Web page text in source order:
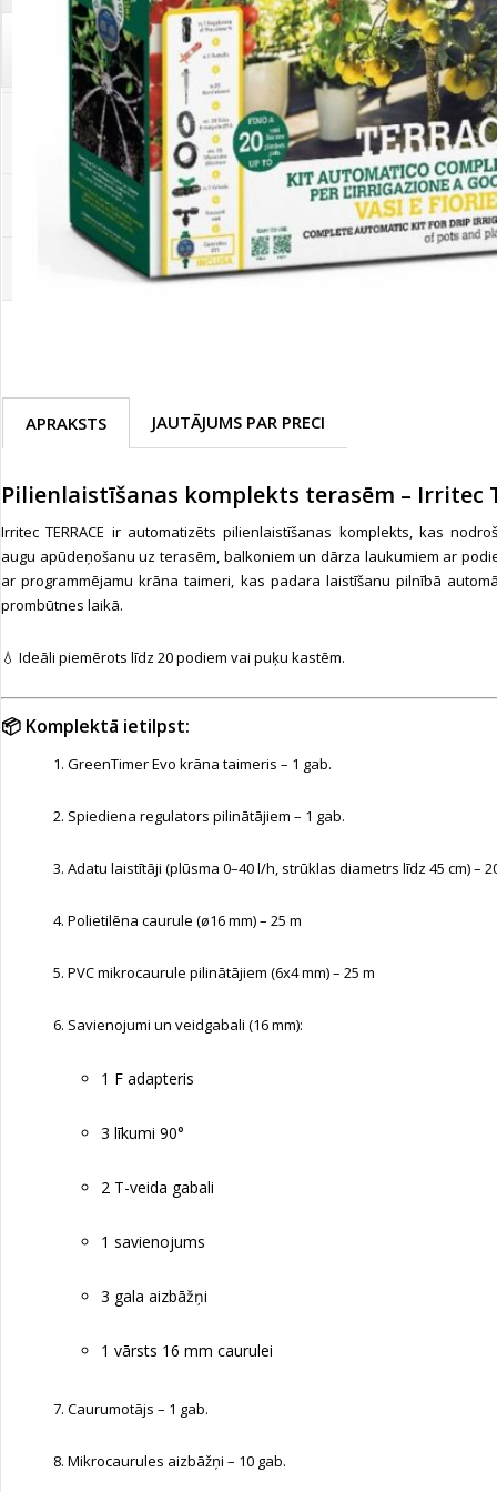
Palīglīdzekļi augu audzēšanai(72)
Klientu Diena
Novatec - izcils mēslošanai arī
sezonas otrajā pusē!
Piedāvājums ābeļdārziem
TOP piemājas dārzam 2024
APRAKSTS JAUTĀJUMS PAR PRECI
Pilienlaistīšanas komplekts terasēm – Irritec
Irritec TERRACE ir automatizēts pilienlaistīšanas komplekts, kas
augu apūdeņošanu uz terasēm, balkoniem un dārza laukumiem ar
ar programmējamu krāna taimeri, kas padara laistīšanu pilnībā
prombūtnes laikā.
💧 Ideāli piemērots līdz 20 podiem vai puķu kastēm.
📦 Komplektā ietilpst:
GreenTimer Evo krāna taimeris – 1 gab.
Spiediena regulators pilinātājiem – 1 gab.
Adatu laistītāji (plūsma 0–40 l/h, strūklas diametrs līdz 45 cm) –
Polietilēna caurule (ø16 mm) – 25 m
PVC mikrocaurule pilinātājiem (6x4 mm) – 25 m
Savienojumi un veidgabali (16 mm):
1 F adapteris
3 līkumi 90°
2 T-veida gabali
1 savienojums
3 gala aizbāžņi
1 vārsts 16 mm caurulei
Caurumotājs – 1 gab.
Mikrocaurules aizbāžņi – 10 gab.